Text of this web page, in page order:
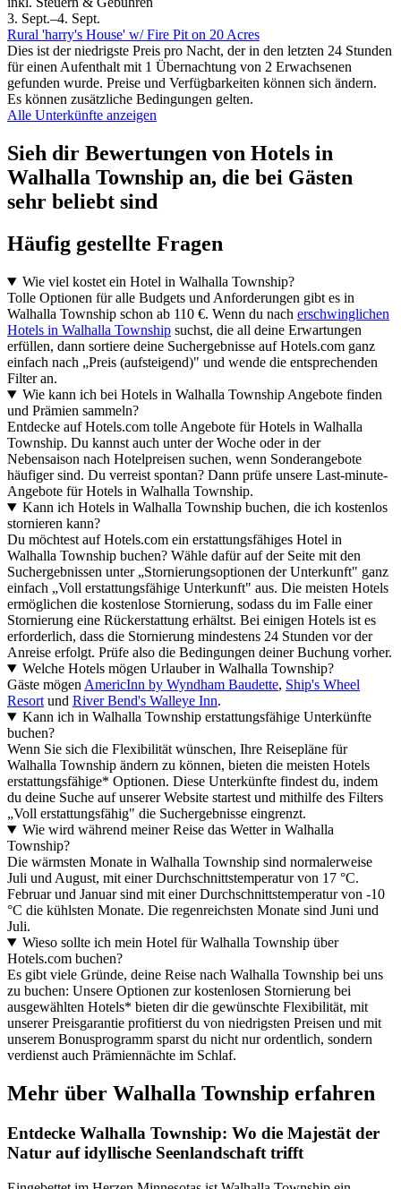
3. Sept.–4. Sept.
Rural 'harry's House' w/ Fire Pit on 20 Acres
Dies ist der niedrigste Preis pro Nacht, der in den letzten 24 Stunden
für einen Aufenthalt mit 1 Übernachtung von 2 Erwachsenen
gefunden wurde. Preise und Verfügbarkeiten können sich ändern.
Es können zusätzliche Bedingungen gelten.
Alle Unterkünfte anzeigen
Sieh dir Bewertungen von Hotels in
Walhalla Township an, die bei Gästen
sehr beliebt sind
Häufig gestellte Fragen
Wie viel kostet ein Hotel in Walhalla Township?
Tolle Optionen für alle Budgets und Anforderungen gibt es in
Walhalla Township schon ab 110 €. Wenn du nach erschwinglichen
Hotels in Walhalla Township suchst, die all deine Erwartungen
erfüllen, dann sortiere deine Suchergebnisse auf Hotels.com ganz
einfach nach „Preis (aufsteigend)" und wende die entsprechenden
Filter an.
Wie kann ich bei Hotels in Walhalla Township Angebote finden
und Prämien sammeln?
Entdecke auf Hotels.com tolle Angebote für Hotels in Walhalla
Township. Du kannst auch unter der Woche oder in der
Nebensaison nach Hotelpreisen suchen, wenn Sonderangebote
häufiger sind. Du verreist spontan? Dann prüfe unsere Last-minute-
Angebote für Hotels in Walhalla Township.
Kann ich Hotels in Walhalla Township buchen, die ich kostenlos
stornieren kann?
Du möchtest auf Hotels.com ein erstattungsfähiges Hotel in
Walhalla Township buchen? Wähle dafür auf der Seite mit den
Suchergebnissen unter „Stornierungsoptionen der Unterkunft" ganz
einfach „Voll erstattungsfähige Unterkunft" aus. Die meisten Hotels
ermöglichen die kostenlose Stornierung, sodass du im Falle einer
Stornierung eine Rückerstattung erhältst. Bei einigen Hotels ist es
erforderlich, dass die Stornierung mindestens 24 Stunden vor der
Anreise erfolgt. Prüfe also die Bedingungen deiner Buchung vorher.
Welche Hotels mögen Urlauber in Walhalla Township?
Gäste mögen AmericInn by Wyndham Baudette, Ship's Wheel
Resort und River Bend's Walleye Inn.
Kann ich in Walhalla Township erstattungsfähige Unterkünfte
buchen?
Wenn Sie sich die Flexibilität wünschen, Ihre Reisepläne für
Walhalla Township ändern zu können, bieten die meisten Hotels
erstattungsfähige* Optionen. Diese Unterkünfte findest du, indem
du deine Suche auf unserer Website startest und mithilfe des Filters
„Voll erstattungsfähig" die Suchergebnisse eingrenzt.
Wie wird während meiner Reise das Wetter in Walhalla
Township?
Die wärmsten Monate in Walhalla Township sind normalerweise
Juli und August, mit einer Durchschnittstemperatur von 17 °C.
Februar und Januar sind mit einer Durchschnittstemperatur von -10
°C die kühlsten Monate. Die regenreichsten Monate sind Juni und
Juli.
Wieso sollte ich mein Hotel für Walhalla Township über
Hotels.com buchen?
Es gibt viele Gründe, deine Reise nach Walhalla Township bei uns
zu buchen: Unsere Optionen zur kostenlosen Stornierung bei
ausgewählten Hotels* bieten dir die gewünschte Flexibilität, mit
unserer Preisgarantie profitierst du von niedrigsten Preisen und mit
unserem Bonusprogramm sparst du nicht nur ordentlich, sondern
verdienst auch Prämiennächte im Schlaf.
Mehr über Walhalla Township erfahren
Entdecke Walhalla Township: Wo die Majestät der
Natur auf idyllische Seenlandschaft trifft